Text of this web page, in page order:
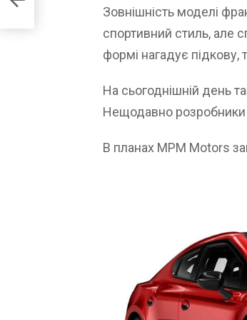
Зовнішність моделі
спортивний стиль, але
формі нагадує підкову,
На сьогоднішній день
Нещодавно розробники
В планах MPM Motors